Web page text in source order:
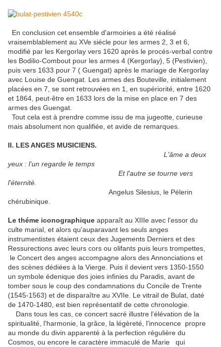
En conclusion cet ensemble d'armoiries a été réalisé
vraisemblablement au XVe siécle pour les armes 2, 3 et 6,
modifié par les Kergorlay vers 1620 après le procés-verbal contre
les Bodilio-Combout pour les armes 4 (Kergorlay), 5 (Pestivien),
puis vers 1633 pour 7 ( Guengat) après le mariage de Kergorlay
avec Louise de Guengat. Les armes des Bouteville, initialement
placées en 7, se sont retrouvées en 1, en supériorité, entre 1620
et 1864, peut-être en 1633 lors de la mise en place en 7 des
armes des Guengat.
Tout cela est à prendre comme issu de ma jugeotte, curieuse
mais absolument non qualifiée, et avide de remarques.
II. LES ANGES MUSICIENS.
L'âme a deux
yeux : l'un regarde le temps
Et l'autre se tourne vers
l'éternité.
Angelus Silesius, le Pélerin
chérubinique.
Le théme iconographique apparaît au XIIIe avec l'essor du
culte marial, et alors qu'auparavant les seuls anges
instrumentistes étaient ceux des Jugements Derniers et des
Ressurections avec leurs cors ou olifants puis leurs trompettes,
le Concert des anges accompagne alors des Annonciations et
des scènes dédiées à la Vierge. Puis il devient vers 1350-1550
un symbole édenique des joies infinies du Paradis, avant de
tomber sous le coup des condamnations du Concile de Trente
(1545-1563) et de disparaître au XVIIe. Le vitrail de Bulat, daté
de 1470-1480, est bien représentatif de cette chronologie.
Dans tous les cas, ce concert sacré illustre l'élévation de la
spiritualité, l'harmonie, la grâce, la légèreté, l'innocence propre
au monde du divin apparenté à la perfection régulière du
Cosmos, ou encore le caractère immaculé de Marie qui